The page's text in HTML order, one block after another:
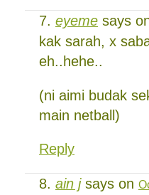
eyeme says
kak sarah, x
eh..hehe..
(ni aimi budak
main netball)
Reply
ain jsays on